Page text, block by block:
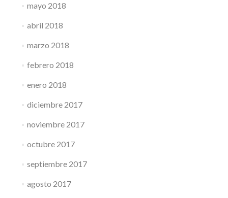
mayo 2018
abril 2018
marzo 2018
febrero 2018
enero 2018
diciembre 2017
noviembre 2017
octubre 2017
septiembre 2017
agosto 2017